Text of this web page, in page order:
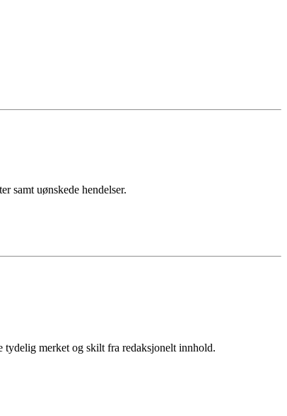
samt uønskede hendelser.
merket og skilt fra redaksjonelt innhold.